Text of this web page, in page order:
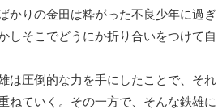
かりの金田は粋がった不良少年に過ぎ
しそこでどうにか折り合いをつけて自
は圧倒的な力を手にしたことで、それ
ねていく。その一方で、そんな鉄雄に